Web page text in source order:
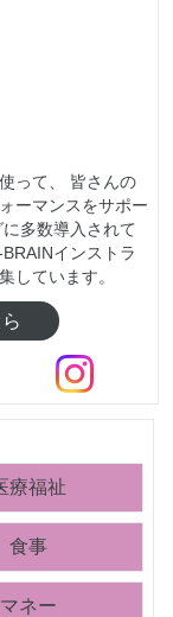
って、 皆さんの
ーマンスをサポー
多数導入されて
インストラ
しています。
療福祉
食事
マネー